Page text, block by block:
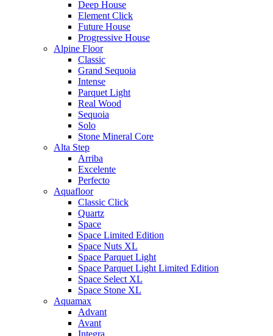
Deep House
Element Click
Future House
Progressive House
Alpine Floor
Classic
Grand Sequoia
Intense
Parquet Light
Real Wood
Sequoia
Solo
Stone Mineral Core
Alta Step
Arriba
Excelente
Perfecto
Aquafloor
Classic Click
Quartz
Space
Space Limited Edition
Space Nuts XL
Space Parquet Light
Space Parquet Light Limited Edition
Space Select XL
Space Stone XL
Aquamax
Advant
Avant
Integra